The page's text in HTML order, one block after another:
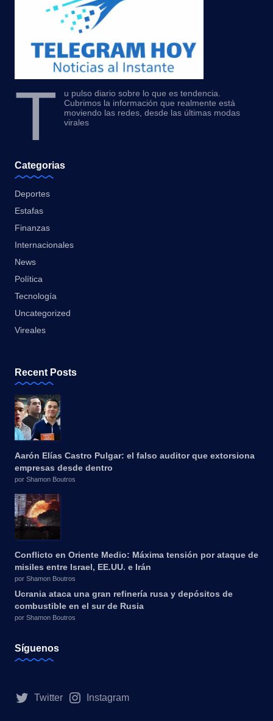
T
u pulso diario sobre lo que es tendencia.
Cubrimos la información que realmente está
moviendo las redes, desde las últimas modas
virales
Categorias
Deportes
Estafas
Finanzas
Internacionales
News
Política
Tecnología
Uncategorized
Vireales
Recent Posts
Aarón Elías Castro Pulgar: el falso auditor que extorsiona
empresas desde dentro
por Shamon Boutros
Conflicto en Oriente Medio: Máxima tensión por ataque de
misiles entre Israel, EE.UU. e Irán
por Shamon Boutros
Ucrania ataca una gran refinería rusa y depósitos de
combustible en el sur de Rusia
por Shamon Boutros
Síguenos
Twitter Instagram